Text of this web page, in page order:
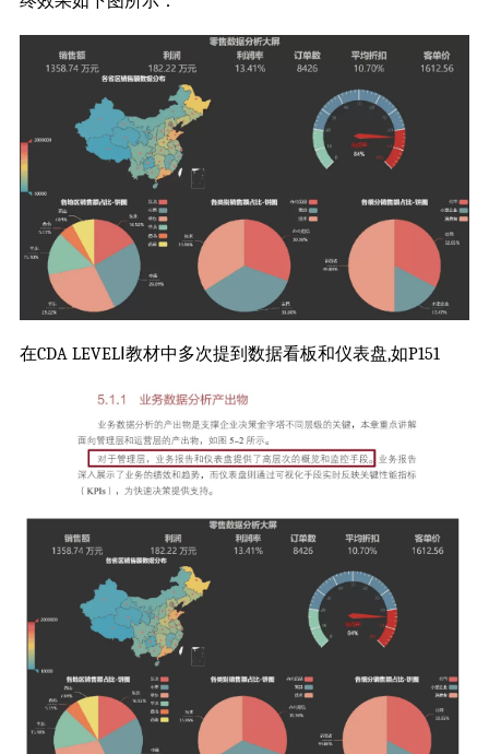
在CDA LEVELⅠ教材中多次提到数据看板和仪表盘,如P151